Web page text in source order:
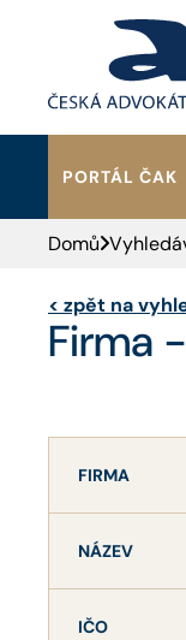
PORTÁL ČAK
HLEDAT
Domů
< zpět na
Firma
FIRMA
NÁZEV
IČO